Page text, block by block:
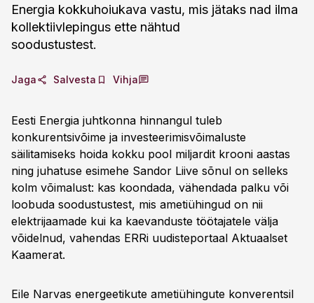
Energia kokkuhoiukava vastu, mis jätaks nad ilma
kollektiivlepingus ette nähtud
soodustustest.
Jaga Salvesta Vihja
Eesti Energia juhtkonna hinnangul tuleb
konkurentsivõime ja investeerimisvõimaluste
säilitamiseks hoida kokku pool miljardit krooni aastas
ning juhatuse esimehe Sandor Liive sõnul on selleks
kolm võimalust: kas koondada, vähendada palku või
loobuda soodustustest, mis ametiühingud on nii
elektrijaamade kui ka kaevanduste töötajatele välja
võidelnud, vahendas ERRi uudisteportaal Aktuaalset
Kaamerat.
Eile Narvas energeetikute ametiühingute konverentsil